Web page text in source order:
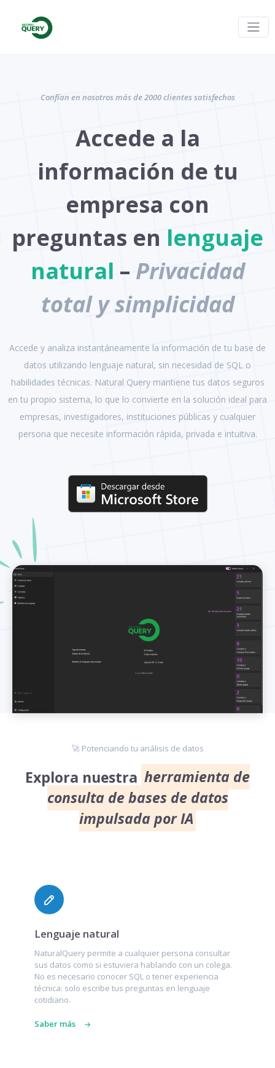
Confían en nosotros más de 2000 clientes satisfechos
Accede a la
información de tu
empresa con
preguntas en lenguaje
natural – Privacidad
total y simplicidad
Accede y analiza instantáneamente la información de tu base de
datos utilizando lenguaje natural, sin necesidad de SQL o
habilidades técnicas. Natural Query mantiene tus datos seguros
en tu propio sistema, lo que lo convierte en la solución ideal para
empresas, investigadores, instituciones públicas y cualquier
persona que necesite información rápida, privada e intuitiva.
🚀 Potenciando tu análisis de datos
Explora nuestra herramienta de
consulta de bases de datos
impulsada por IA
Lenguaje natural
NaturalQuery permite a cualquier persona consultar
sus datos como si estuviera hablando con un colega.
No es necesario conocer SQL o tener experiencia
técnica: solo escribe tus preguntas en lenguaje
cotidiano.
Saber más